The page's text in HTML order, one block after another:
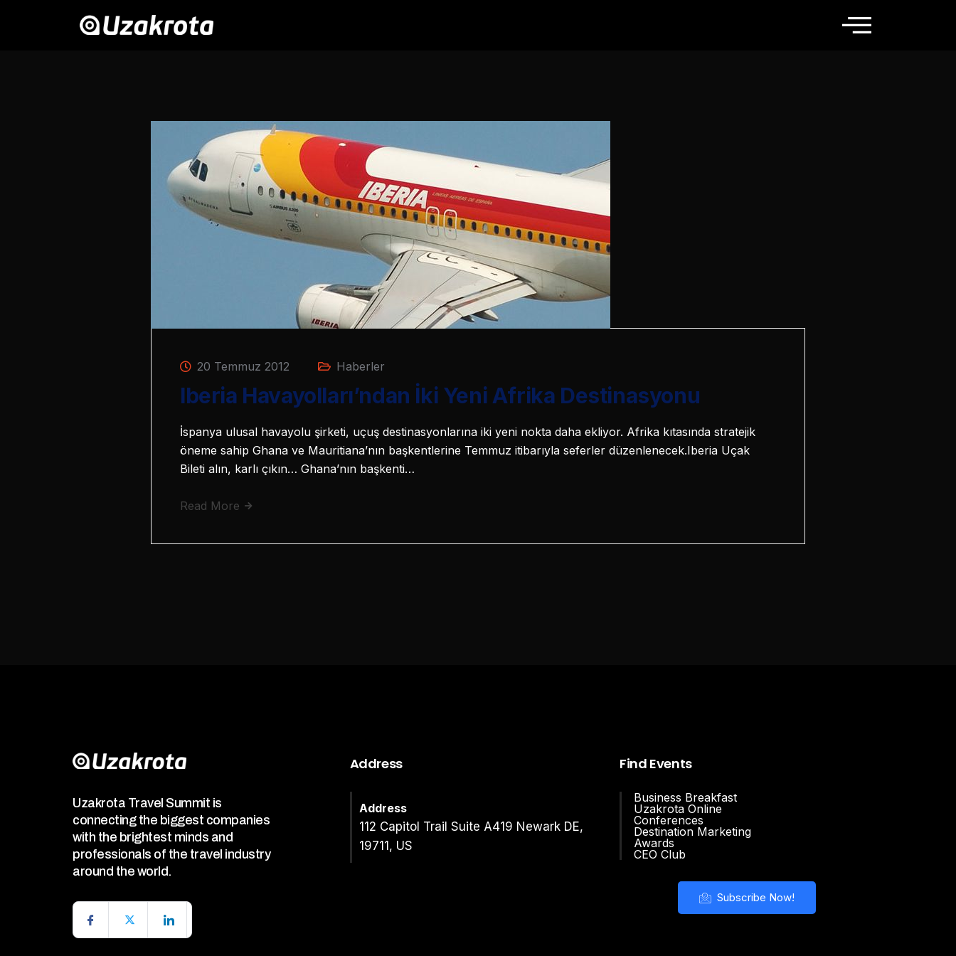
20 Temmuz 2012 Haberler
Iberia Havayolları’ndan İki Yeni Afrika Destinasyonu
İspanya ulusal havayolu şirketi, uçuş destinasyonlarına iki yeni nokta daha ekliyor. Afrika kıtasında stratejik
öneme sahip Ghana ve Mauritiana’nın başkentlerine Temmuz itibarıyla seferler düzenlenecek.Iberia Uçak
Bileti alın, karlı çıkın… Ghana’nın başkenti…
Read More
Uzakrota Travel Summit is
connecting the biggest companies
with the brightest minds and
professionals of the travel industry
around the world.
Address
Address
112 Capitol Trail Suite A419 Newark DE,
19711, US
Find Events
Business Breakfast
Uzakrota Online
Conferences
Destination Marketing
Awards
CEO Club
Subscribe Now!